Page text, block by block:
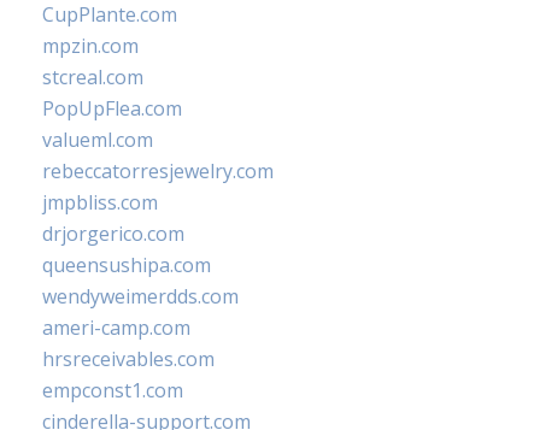
CupPlante.com
mpzin.com
stcreal.com
PopUpFlea.com
valueml.com
rebeccatorresjewelry.com
jmpbliss.com
drjorgerico.com
queensushipa.com
wendyweimerdds.com
ameri-camp.com
hrsreceivables.com
empconst1.com
cinderella-support.com